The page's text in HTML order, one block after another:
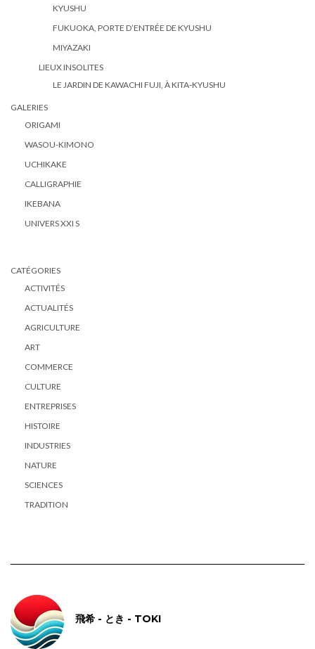
KYUSHU
FUKUOKA, PORTE D’ENTRÉE DE KYUSHU
MIYAZAKI
LIEUX INSOLITES
LE JARDIN DE KAWACHI FUJI, À KITA-KYUSHU
GALERIES
ORIGAMI
WASOU-KIMONO
UCHIKAKE
CALLIGRAPHIE
IKEBANA
UNIVERS XXI S
CATÉGORIES
ACTIVITÉS
ACTUALITÉS
AGRICULTURE
ART
COMMERCE
CULTURE
ENTREPRISES
HISTOIRE
INDUSTRIES
NATURE
SCIENCES
TRADITION
飛希 - とき - TOKI